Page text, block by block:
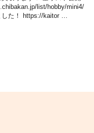
list/hobby/mini4/
た！ https://kaitor …